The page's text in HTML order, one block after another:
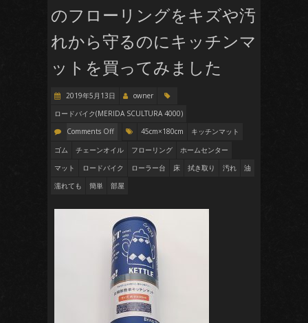
のフローリングをキズや汚
れから守るのにキッチンマ
ットを買ってみました
2019年5月13日
owner
ロードバイク(MERIDA SCULTURA 4000)
Comments Off
45cm×180cm
キッチンマット
ゴム
チェーンオイル フローリング
ホームセンター
マット
ロードバイク ローラー台 床 拭き取り 汚れ
油
濡れても
簡単 部屋